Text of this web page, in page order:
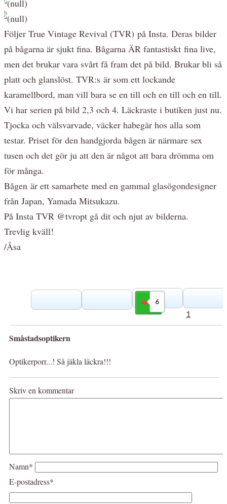
Följer True Vintage Revival (TVR) på Insta. Deras bilder
på bågarna är sjukt fina. Bågarna ÄR fantastiskt fina live,
men det brukar vara svårt få fram det på bild. Brukar bli så
platt och glanslöst. TVR:s är som ett lockande
karamellbord, man vill bara se en till och en till och en till.
Vi har serien på bild 2,3 och 4. Läckraste i butiken just nu.
Tjocka och välsvarvade, väcker habegär hos alla som
testar. Priset för den handgjorda bågen är närmare sex
tusen och det gör ju att den är något att bara drömma om
för många.
Bågen är ett samarbete med en gammal glasögondesigner
från Japan, Yamada Mitsukazu.
På Insta TVR @tvropt gå dit och njut av bilderna.
Trevlig kväll!
/Åsa
6
Gilla
1
Småstadsoptikern
Optikerporr...! Så jäkla läckra!!!
Skriv en kommentar
Namn*
E-postadress*